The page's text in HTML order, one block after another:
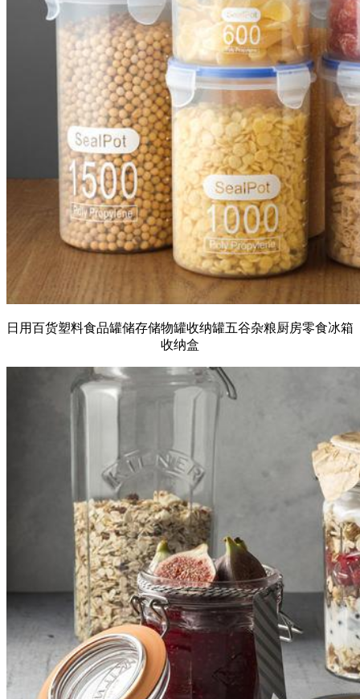
日用百货塑料食品罐储存储物罐收纳罐五谷杂粮厨房零食冰箱
收纳盒